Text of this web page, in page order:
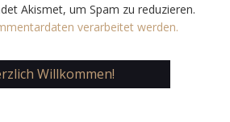
Akismet, um Spam zu reduzieren.
verarbeitet werden.
Willkommen!